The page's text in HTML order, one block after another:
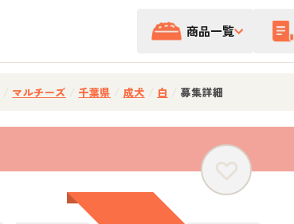
商品一覧
マルチーズ 千葉県 成犬 白 募集詳細